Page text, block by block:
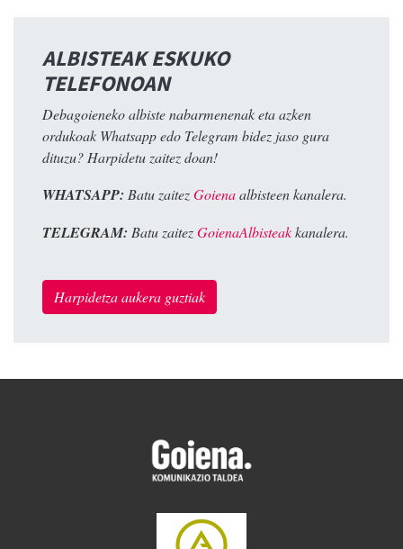
ALBISTEAK ESKUKO
TELEFONOAN
Debagoieneko albiste nabarmenenak eta azken
ordukoak Whatsapp edo Telegram bidez jaso gura
dituzu? Harpidetu zaitez doan!
WHATSAPP: Batu zaitezGoienaalbisteen kanalera.
TELEGRAM: Batu zaitezGoienaAlbisteakkanalera.
Harpidetza aukera guztiak